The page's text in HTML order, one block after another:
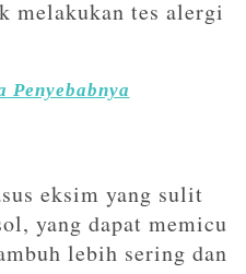
melakukan tes alergi
eksim yang sulit
yang dapat memicu
lebih sering dan